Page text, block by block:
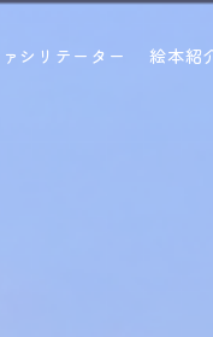
シリテーター 絵本紹